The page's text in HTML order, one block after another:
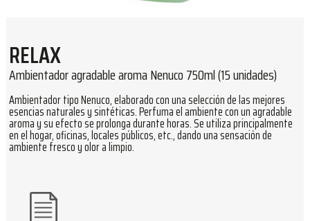
RELAX
Ambientador agradable aroma Nenuco 750ml (15 unidades)
Ambientador tipo Nenuco, elaborado con una selección de las mejores
esencias naturales y sintéticas. Perfuma el ambiente con un agradable
aroma y su efecto se prolonga durante horas. Se utiliza principalmente
en el hogar, oficinas, locales públicos, etc., dando una sensación de
ambiente fresco y olor a limpio.